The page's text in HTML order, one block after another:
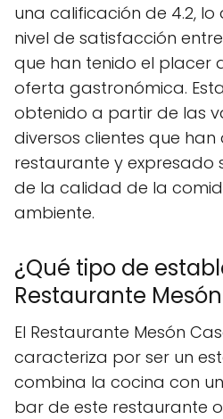
una calificación de 4.2,
nivel de satisfacción
que han tenido el placer
oferta gastronómica.
obtenido a partir de las
diversos clientes que
restaurante y expresado
de la calidad de la
ambiente.
¿Qué tipo de
Restaurante
El Restaurante Mesón
caracteriza por ser un
combina la cocina con
bar de este restaurante